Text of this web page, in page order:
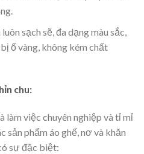
sạch sẽ, đa dạng màu sắc,
ố vàng, không kém chất
chu:
làm việc chuyên nghiệp và tỉ mỉ
sản phẩm áo ghế, nơ và khăn
sự đặc biệt: